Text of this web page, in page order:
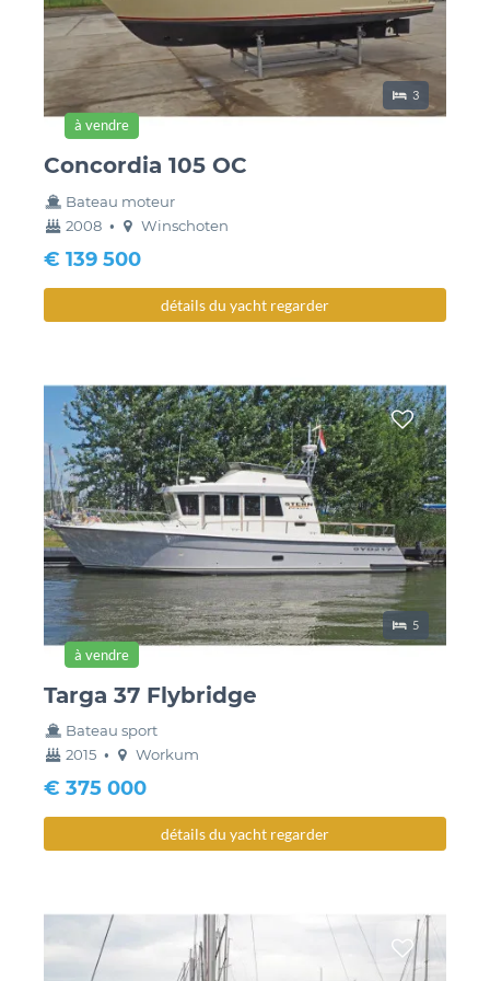
lieux de
3
Concordia 105 OC
à vendre
Bateau moteur
année
construction
2008 • couchette
Winschoten
€ 139 500
détails du yacht regarder
lieux de
5
Targa 37 Flybridge
à vendre
Bateau sport
année
construction
2015 • couchette
Workum
€ 375 000
détails du yacht regarder